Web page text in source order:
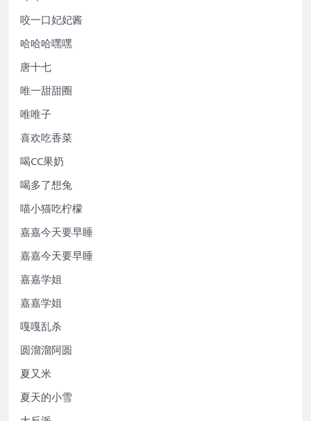
咬一口妃妃酱
哈哈哈嘿嘿
唐十七
唯一甜甜圈
唯唯子
喜欢吃香菜
喝CC果奶
喝多了想兔
喵小猫吃柠檬
嘉嘉今天要早睡
嘉嘉今天要早睡
嘉嘉学姐
嘉嘉学姐
嘎嘎乱杀
圆溜溜阿圆
夏又米
夏天的小雪